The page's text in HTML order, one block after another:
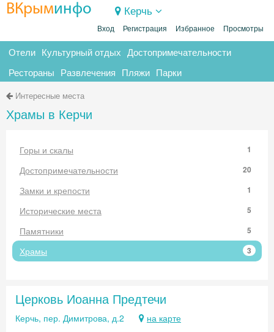
ВКрыминфо Керчь
Вход Регистрация Избранное Просмотры
Отели Культурный отдых Достопримечательности
Рестораны Развлечения Пляжи Парки
Интересные места
Храмы в Керчи
Горы и скалы 1
Достопримечательности 20
Замки и крепости 1
Исторические места 5
Памятники 5
Храмы 3
Церковь Иоанна Предтечи
Керчь, пер. Димитрова, д.2 на карте